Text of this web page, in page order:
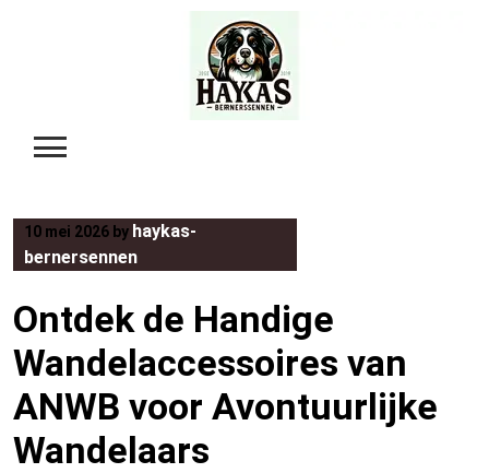
10 mei 2026 by haykas-
bernersennen
Ontdek de Handige
Wandelaccessoires van
ANWB voor Avontuurlijke
Wandelaars